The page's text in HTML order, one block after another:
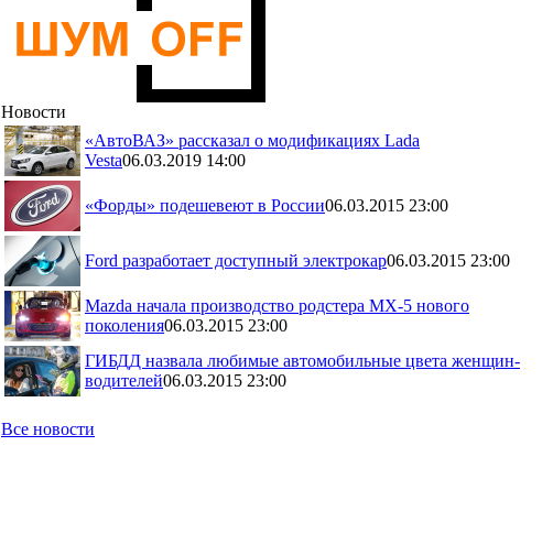
Новости
«АвтоВАЗ» рассказал о модификациях Lada
Vesta06.03.2019 14:00
«Форды» подешевеют в России06.03.2015 23:00
Ford разработает доступный электрокар06.03.2015 23:00
Mazda начала производство родстера MX-5 нового
поколения06.03.2015 23:00
ГИБДД назвала любимые автомобильные цвета женщин-
водителей06.03.2015 23:00
Все новости